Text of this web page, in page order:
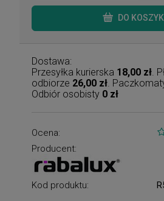
DO
Dostawa:
Przesyłka kurierska 18,00 zł .
odbiorze 26,00 zł .
Odbiór osobisty 0 zł
Ocena:
Producent:
Kod produktu: